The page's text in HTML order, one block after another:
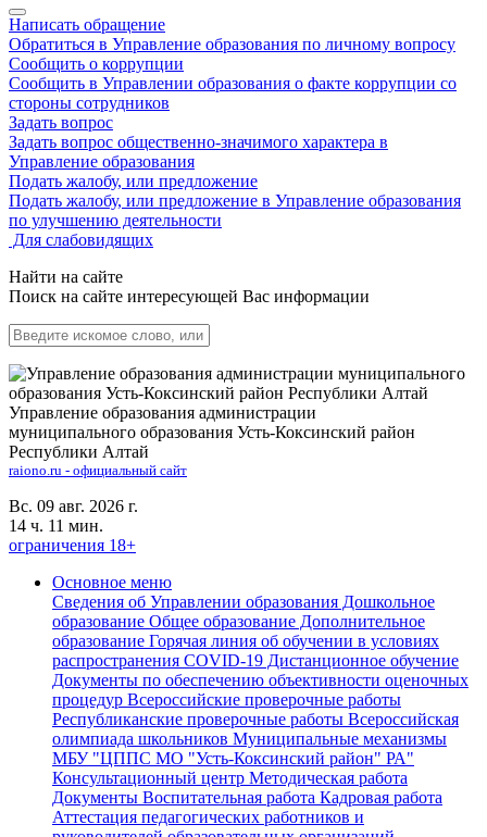
Написать обращение
Обратиться в Управление образования по личному вопросу
Сообщить о коррупции
Сообщить в Управлении образования о факте коррупции со
стороны сотрудников
Задать вопрос
Задать вопрос общественно-значимого характера в
Управление образования
Подать жалобу, или предложение
Подать жалобу, или предложение в Управление образования
по улучшению деятельности
Для слабовидящих
Найти на сайте
Поиск на сайте интересующей Вас информации
Управление образования администрации
муниципального образования Усть-Коксинский район
Республики Алтай
raiono.ru - официальный сайт
Вс. 09 авг. 2026 г.
14 ч. 11 мин.
ограничения 18+
Основное меню
Сведения об Управлении образования Дошкольное
образование Общее образование Дополнительное
образование Горячая линия об обучении в условиях
распространения COVID-19 Дистанционное обучение
Документы по обеспечению объективности оценочных
процедур Всероссийские проверочные работы
Республиканские проверочные работы Всероссийская
олимпиада школьников Муниципальные механизмы
МБУ "ЦППС МО "Усть-Коксинский район" РА"
Консультационный центр Методическая работа
Документы Воспитательная работа Кадровая работа
Аттестация педагогических работников и